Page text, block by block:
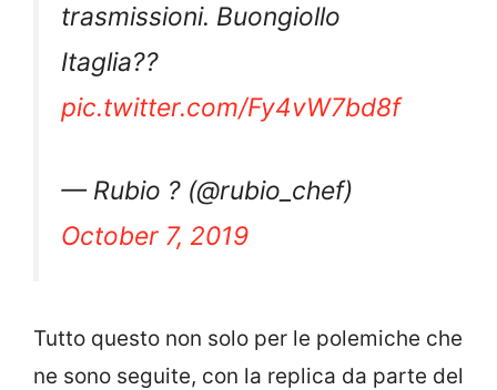
trasmissioni. Buongiollo
Itaglia??
pic.twitter.com/Fy4vW7bd8f
— Rubio ? (@rubio_chef)
October 7, 2019
Tutto questo non solo per le polemiche che
ne sono seguite, con la replica da parte del